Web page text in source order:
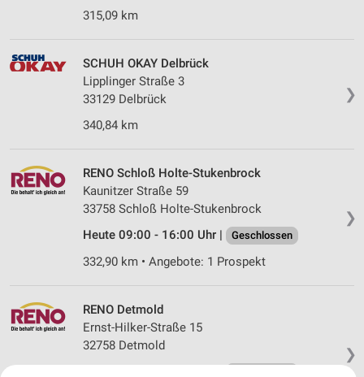
315,09 km
❯
SCHUH OKAY Delbrück
Lipplinger Straße 3
33129 Delbrück
340,84 km
❯
RENO Schloß Holte-Stukenbrock
Kaunitzer Straße 59
33758 Schloß Holte-Stukenbrock
Heute 09:00 - 16:00 Uhr |
Geschlossen
332,90 km • Angebote: 1 Prospekt
❯
RENO Detmold
Ernst-Hilker-Straße 15
32758 Detmold